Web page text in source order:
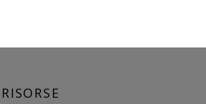
RISORSE